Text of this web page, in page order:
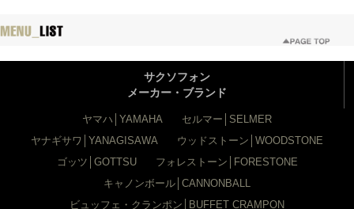
サクソフォン
メーカー・ブランド
ヤマハ│YAMAHA
セルマー│SELMER
ヤナギサワ│YANAGISAWA
ウッドストーン│WOODSTONE
ゴッツ│GOTTSU
フォレストーン│FORESTONE
キャノンボール│CANNONBALL
ビュッフェ・クランポン│BUFFET CRAMPON